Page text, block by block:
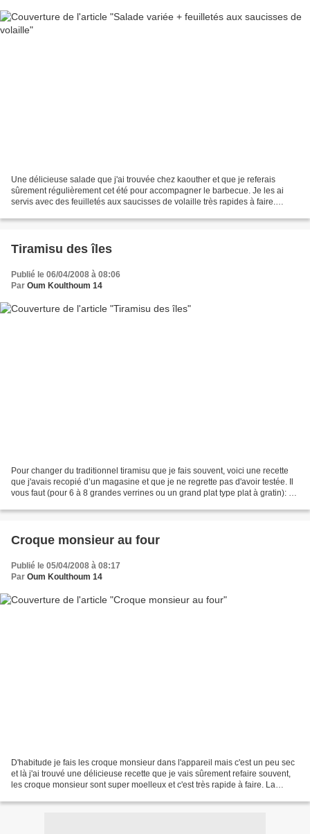
Une délicieuse salade que j'ai trouvée chez kaouther et que je referais
sûrement régulièrement cet été pour accompagner le barbecue. Je les ai
servis avec des feuilletés aux saucisses de volaille très rapides à faire.
Tiramisu des îles
Publié le 06/04/2008 à 08:06
Par Oum Koulthoum 14
Pour changer du traditionnel tiramisu que je fais souvent, voici une recette
que j'avais recopié d’un magasine et que je ne regrette pas d'avoir testée. Il
vous faut (pour 6 à 8 grandes verrines ou un grand plat type plat à gratin): 1
Croque monsieur au four
Publié le 05/04/2008 à 08:17
Par Oum Koulthoum 14
D'habitude je fais les croque monsieur dans l'appareil mais c'est un peu sec
et là j'ai trouvé une délicieuse recette que je vais sûrement refaire souvent,
les croque monsieur sont super moelleux et c'est très rapide à faire. La